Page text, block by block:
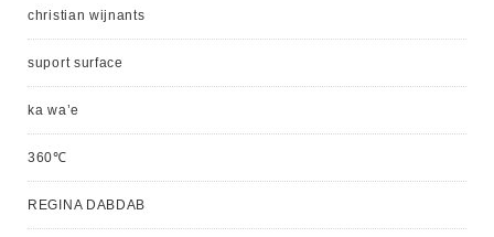
christian wijnants
suport surface
ka wa’e
360℃
REGINA DABDAB